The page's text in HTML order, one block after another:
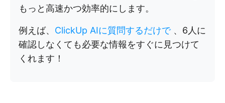
もっと高速かつ効率的にします。
例えば、 ClickUp AIに質問するだけで 、6人に
確認しなくても必要な情報をすぐに見つけて
くれます！